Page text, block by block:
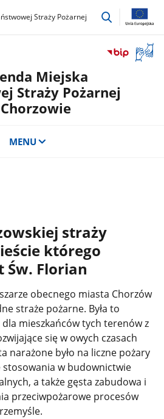
Straży Pożarnej
przejdź
okno
Miejska
Straży Pożarnej
MENU
straży
którego
Florian
obecnego miasta Chorzów
straże pożarne. Była to
mieszkańców tych terenów z
się w owych czasach
narażone było na liczne pożary
stosowania w budownictwie
a także gęsta zabudowa i
przeciwpożarowe procesów